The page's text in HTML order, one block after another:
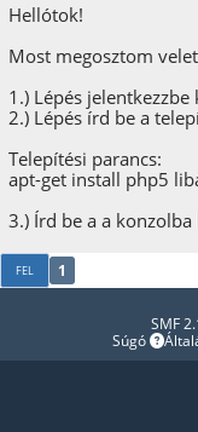
Hellótok!
Most megosztom
1.) Lépés
2.) Lépés írd be a
Telepítési parancs:
apt-get install php5
3.) Írd be a a
FEL 1
SMF
Súgó